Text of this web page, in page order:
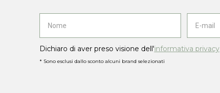
Dichiaro di aver preso visione dell'informativa privacy
* Sono esclusi dallo sconto alcuni brand selezionati